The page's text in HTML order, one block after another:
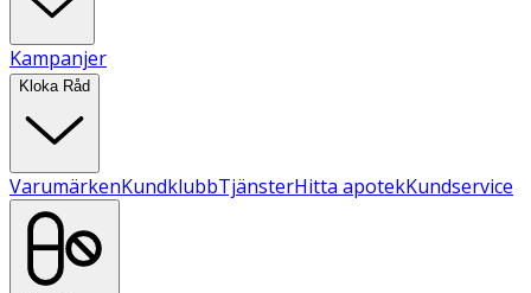
Kampanjer
Kloka Råd
VarumärkenKundklubbTjänsterHitta apotekKundservice